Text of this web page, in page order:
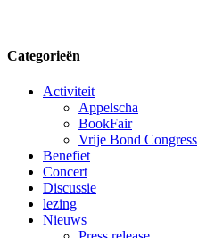
Categorieën
Activiteit
Appelscha
BookFair
Vrije Bond Congress
Benefiet
Concert
Discussie
lezing
Nieuws